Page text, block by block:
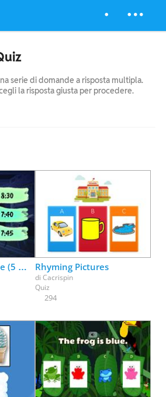
serie di domande a risposta multipla.
la risposta giusta per procedere.
Grade 3 Telling Time (5 minutes) Rhyming Pictures
di Cacrispin
Quiz
294